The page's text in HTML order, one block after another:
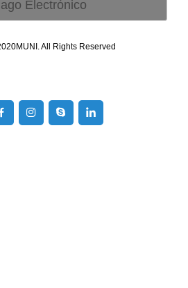
Electrónico
MUNI . All Rights Reserved